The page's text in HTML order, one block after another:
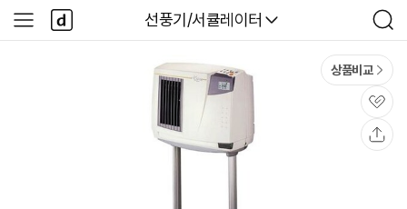
다나와
선풍기/서큘레이터
검
색
사
이
다
나
와
상품비교
관
심